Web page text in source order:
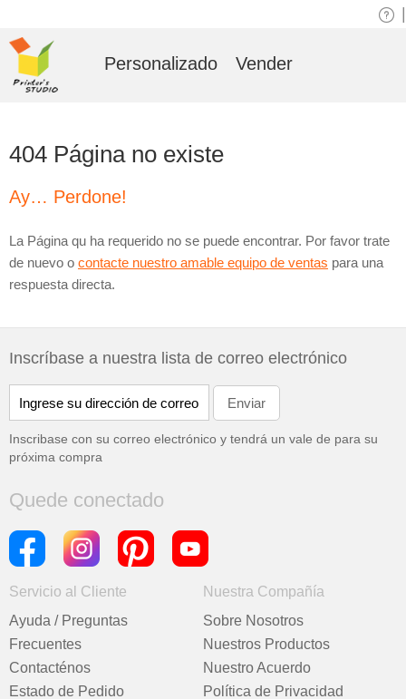
404 Página no existe
Ay… Perdone!
La Página qu ha requerido no se puede encontrar. Por favor trate
de nuevo o contacte nuestro amable equipo de ventas para una
respuesta directa.
Inscríbase a nuestra lista de correo electrónico
Inscribase con su correo electrónico y tendrá un vale de para su
próxima compra
Quede conectado
Servicio al Cliente
Ayuda / Preguntas
Frecuentes
Contacténos
Estado de Pedido
Nuestra Compañía
Sobre Nosotros
Nuestros Productos
Nuestro Acuerdo
Política de Privacidad
Personalizado Vender